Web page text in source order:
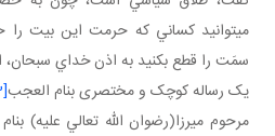
مي توانيد کساني که حرمت اين بيت را
سمَت را قطع بکنيد به اذن خداي سبحان،
يک رساله کوچک و مختصری بنام العجب[23]
مرحوم ميرزا(رضوان الله تعالي عليه)